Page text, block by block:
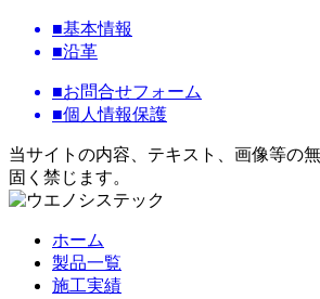
■基本情報
■沿革
■お問合せフォーム
■個人情報保護
当サイトの内容、テキスト、画像等の
固く禁じます。
ホーム
製品一覧
施工実績